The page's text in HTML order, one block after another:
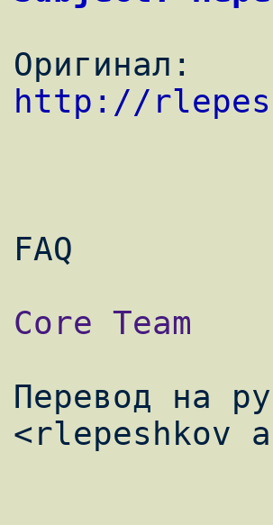
http://
Core Team
Перевод на
<rlepeshkov